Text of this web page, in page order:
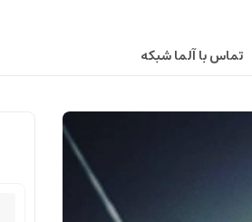
تماس با آلما شبکه